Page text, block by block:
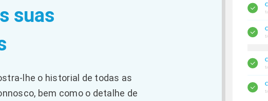
suas
lhe o historial de todas as
bem como o detalhe de